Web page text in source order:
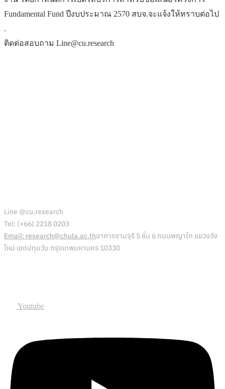
Fundamental Fund ปีงบประมาณ 2570 สบจ.จะแจ้งให้ทราบต่อไป
.
ติดต่อสอบถาม Line@cu.research
Line @cu.research
Tel: (+66) 2218 0203
Email: research@chula.ac.thอาคารจามจุรี 5 ชั้น 6 ถนนพญาไท แขวงวัง
ใหม่ เขตปทุมวัน กรุงเทพมหานคร 10330
Youtube